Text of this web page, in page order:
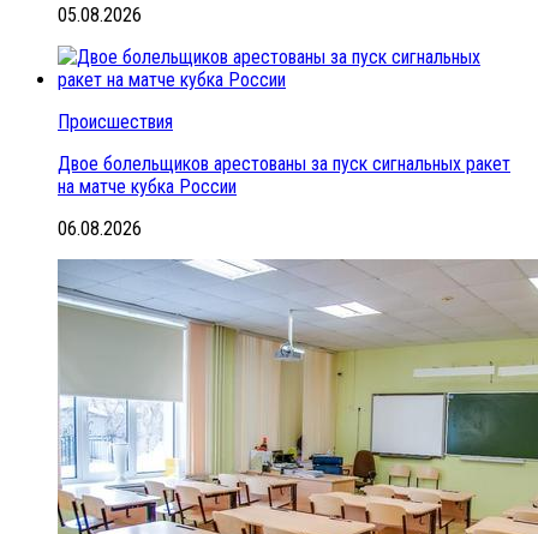
05.08.2026
Происшествия
Двое болельщиков арестованы за пуск сигнальных ракет
на матче кубка России
06.08.2026